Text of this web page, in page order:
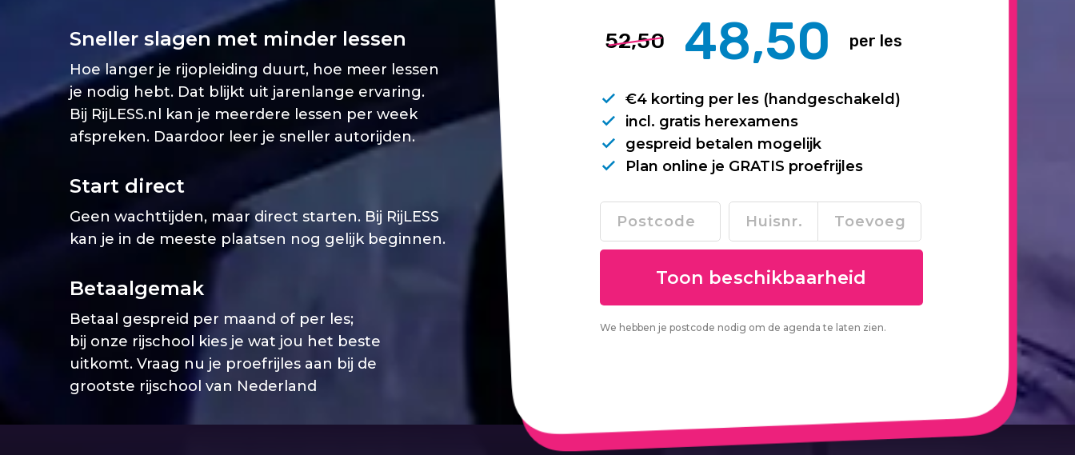
52,50 48,50 per les
€4 korting per les (handgeschakeld)
incl. gratis herexamens
gespreid betalen mogelijk
Plan online je GRATIS proefrijles
We hebben je postcode nodig om de agenda te laten zien.
Sneller slagen met minder lessen
Hoe langer je rijopleiding duurt, hoe meer lessen
je nodig hebt. Dat blijkt uit jarenlange ervaring.
Bij RijLESS.nl kan je meerdere lessen per week
afspreken. Daardoor leer je sneller autorijden.
Start direct
Geen wachttijden, maar direct starten. Bij RijLESS
kan je in de meeste plaatsen nog gelijk beginnen.
Betaalgemak
Betaal gespreid per maand of per les;
bij onze rijschool kies je wat jou het beste
uitkomt. Vraag nu je proefrijles aan bij de
grootste rijschool van Nederland